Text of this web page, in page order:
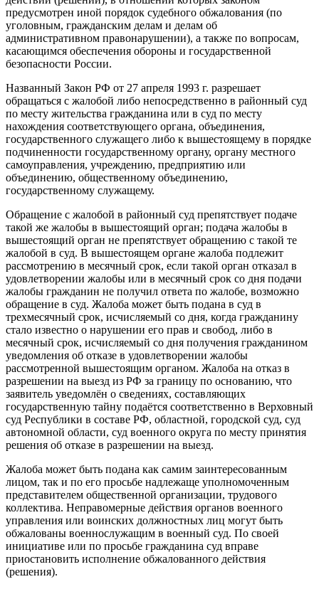
предусмотрен иной порядок судебного обжалования (по
уголовным, гражданским делам и делам об
административном правонарушении), а также по вопросам,
касающимся обеспечения обороны и государственной
безопасности России.
Названный Закон РФ от 27 апреля 1993 г. разрешает
обращаться с жалобой либо непосредственно в районный суд
по месту жительства гражданина или в суд по месту
нахождения соответствующего органа, объединения,
государственного служащего либо к вышестоящему в порядке
подчиненности государственному органу, органу местного
самоуправления, учреждению, предприятию или
объединению, общественному объединению,
государственному служащему.
Обращение с жалобой в районный суд препятствует подаче
такой же жалобы в вышестоящий орган; подача жалобы в
вышестоящий орган не препятствует обращению с такой те
жалобой в суд. В вышестоящем органе жалоба подлежит
рассмотрению в месячный срок, если такой орган отказал в
удовлетворении жалобы или в месячный срок со дня подачи
жалобы гражданин не получил ответа по жалобе, возможно
обращение в суд. Жалоба может быть подана в суд в
трехмесячный срок, исчисляемый со дня, когда гражданину
стало известно о нарушении его прав и свобод, либо в
месячный срок, исчисляемый со дня получения гражданином
уведомления об отказе в удовлетворении жалобы
рассмотренной вышестоящим органом. Жалоба на отказ в
разрешении на выезд из РФ за границу по основанию, что
заявитель уведомлён о сведениях, составляющих
государственную тайну подаётся соответственно в Верховный
суд Республики в составе РФ, областной, городской суд, суд
автономной области, суд военного округа по месту принятия
решения об отказе в разрешении на выезд.
Жалоба может быть подана как самим заинтересованным
лицом, так и по его просьбе надлежаще уполномоченным
представителем общественной организации, трудового
коллектива. Неправомерные действия органов военного
управления или воинских должностных лиц могут быть
обжалованы военнослужащим в военный суд. По своей
инициативе или по просьбе гражданина суд вправе
приостановить исполнение обжалованного действия
(решения).